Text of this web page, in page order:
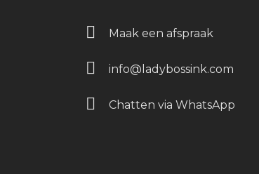
Maak een afspraak
info@ladybossink.com
Chatten via WhatsApp